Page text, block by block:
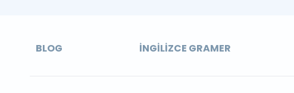
BLOG İNGILIZCE GRAMER